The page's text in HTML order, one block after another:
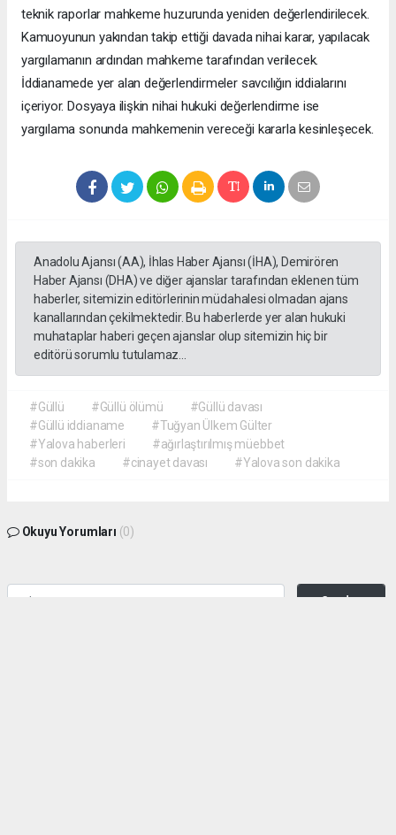
teknik raporlar mahkeme huzurunda yeniden değerlendirilecek.
Kamuoyunun yakından takip ettiği davada nihai karar, yapılacak
yargılamanın ardından mahkeme tarafından verilecek.
İddianamede yer alan değerlendirmeler savcılığın iddialarını
içeriyor. Dosyaya ilişkin nihai hukuki değerlendirme ise
yargılama sonunda mahkemenin vereceği kararla kesinleşecek.
Anadolu Ajansı (AA), İhlas Haber Ajansı (İHA), Demirören
Haber Ajansı (DHA) ve diğer ajanslar tarafından eklenen tüm
haberler, sitemizin editörlerinin müdahalesi olmadan ajans
kanallarından çekilmektedir. Bu haberlerde yer alan hukuki
muhataplar haberi geçen ajanslar olup sitemizin hiç bir
editörü sorumlu tutulamaz...
#Güllü #Güllü ölümü
#Güllü davası
#Güllü iddianame
#Tuğyan Ülkem Gülter
#Yalova haberleri
#ağırlaştırılmış müebbet
#son dakika
#cinayet davası #Yalova son dakika
Okuyu Yorumları (0)
Gonder